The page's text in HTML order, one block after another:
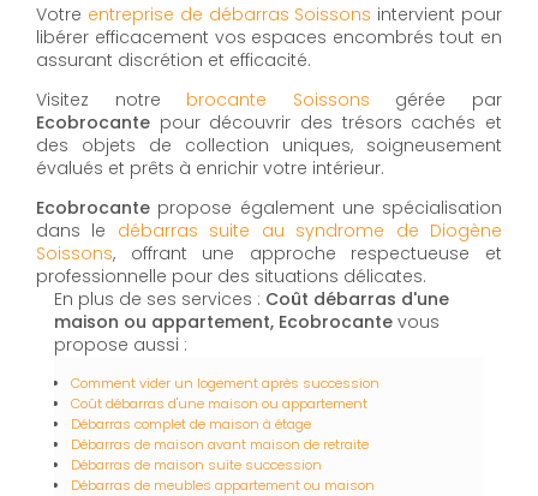
Votre entreprise de débarras Soissons intervient pour
libérer efficacement vos espaces encombrés tout en
assurant discrétion et efficacité.
Visitez notre brocante Soissons gérée par
Ecobrocante pour découvrir des trésors cachés et
des objets de collection uniques, soigneusement
évalués et prêts à enrichir votre intérieur.
Ecobrocante propose également une spécialisation
dans le débarras suite au syndrome de Diogène
Soissons, offrant une approche respectueuse et
professionnelle pour des situations délicates.
En plus de ses services : Coût débarras d'une
maison ou appartement, Ecobrocante vous
propose aussi :
Comment vider un logement après succession
Coût débarras d'une maison ou appartement
Débarras complet de maison à étage
Débarras de maison avant maison de retraite
Débarras de maison suite succession
Débarras de meubles appartement ou maison